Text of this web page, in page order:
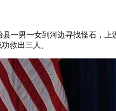
一男一女到河边寻找怪石，
救出三人。